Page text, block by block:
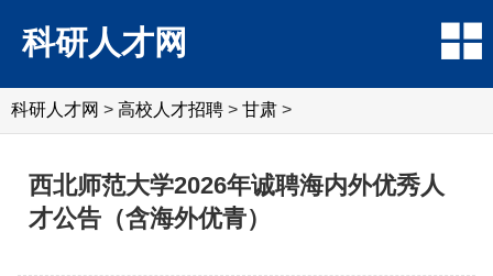
科研人才网
科研人才网 > 高校人才招聘 > 甘肃 >
西北师范大学2026年诚聘海内外优秀人
才公告（含海外优青）